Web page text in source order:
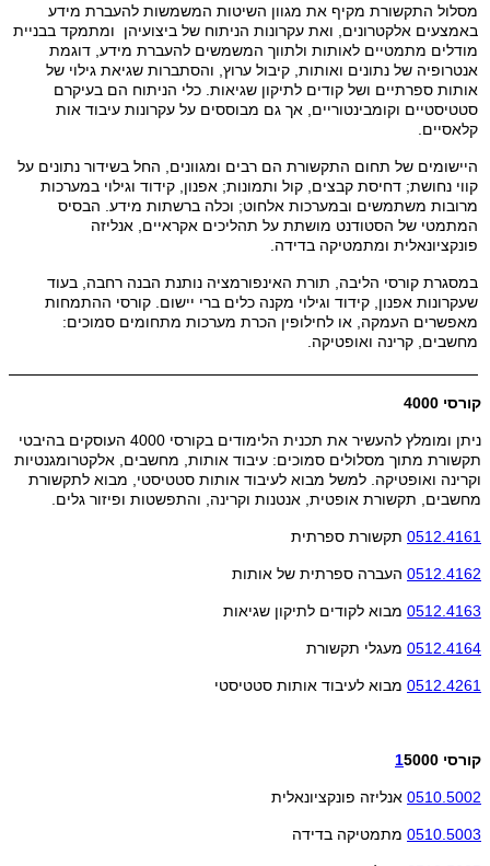
מסלול התקשורת מקיף את מגוון השיטות המשמשות להעברת מידע
באמצעים אלקטרונים, ואת עקרונות הניתוח של ביצועיהן ומתמקד בבניית
מודלים מתמטיים לאותות ולתווך המשמשים להעברת מידע, דוגמת
אנטרופיה של נתונים ואותות, קיבול ערוץ, והסתברות שגיאת גילוי של
אותות ספרתיים ושל קודים לתיקון שגיאות. כלי הניתוח הם בעיקרם
סטטיסטיים וקומבינטוריים, אך גם מבוססים על עקרונות עיבוד אות
קלאסיים.
היישומים של תחום התקשורת הם רבים ומגוונים, החל בשידור נתונים על
קווי נחושת; דחיסת קבצים, קול ותמונות; אפנון, קידוד וגילוי במערכות
מרובות משתמשים ובמערכות אלחוט; וכלה ברשתות מידע. הבסיס
המתמטי של הסטודנט מושתת על תהליכים אקראיים, אנליזה
פונקציונאלית ומתמטיקה בדידה.
במסגרת קורסי הליבה, תורת האינפורמציה נותנת הבנה רחבה, בעוד
שעקרונות אפנון, קידוד וגילוי מקנה כלים ברי יישום. קורסי ההתמחות
מאפשרים העמקה, או לחילופין הכרת מערכות מתחומים סמוכים:
מחשבים, קרינה ואופטיקה.
קורסי 4000
ניתן ומומלץ להעשיר את תכנית הלימודים בקורסי 4000 העוסקים בהיבטי
תקשורת מתוך מסלולים סמוכים: עיבוד אותות, מחשבים, אלקטרומגנטיות
וקרינה ואופטיקה. למשל מבוא לעיבוד אותות סטטיסטי, מבוא לתקשורת
מחשבים, תקשורת אופטית, אנטנות וקרינה, והתפשטות ופיזור גלים.
0512.4161 תקשורת ספרתית
0512.4162 העברה ספרתית של אותות
0512.4163 מבוא לקודים לתיקון שגיאות
0512.4164 מעגלי תקשורת
0512.4261 מבוא לעיבוד אותות סטטיסטי
קורסי 15000
0510.5002 אנליזה פונקציונאלית
0510.5003 מתמטיקה בדידה